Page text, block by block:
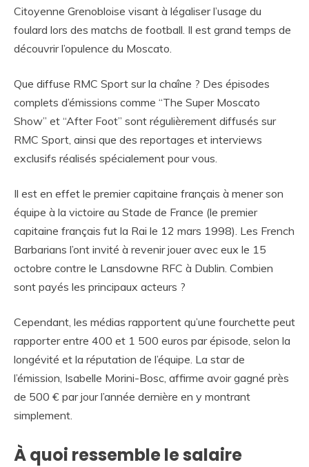
Citoyenne Grenobloise visant à légaliser l’usage du
foulard lors des matchs de football. Il est grand temps de
découvrir l’opulence du Moscato.
Que diffuse RMC Sport sur la chaîne ? Des épisodes
complets d’émissions comme “The Super Moscato
Show” et “After Foot” sont régulièrement diffusés sur
RMC Sport, ainsi que des reportages et interviews
exclusifs réalisés spécialement pour vous.
Il est en effet le premier capitaine français à mener son
équipe à la victoire au Stade de France (le premier
capitaine français fut la Rai le 12 mars 1998). Les French
Barbarians l’ont invité à revenir jouer avec eux le 15
octobre contre le Lansdowne RFC à Dublin. Combien
sont payés les principaux acteurs ?
Cependant, les médias rapportent qu’une fourchette peut
rapporter entre 400 et 1 500 euros par épisode, selon la
longévité et la réputation de l’équipe. La star de
l’émission, Isabelle Morini-Bosc, affirme avoir gagné près
de 500 € par jour l’année dernière en y montrant
simplement.
À quoi ressemble le salaire